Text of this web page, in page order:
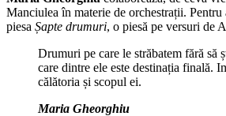
Manciulea în materie de orchestrații.
piesa Șapte drumuri, o piesă pe versuri de
Drumuri pe care le străbatem fără să
care dintre ele este destinația finală.
călătoria și scopul ei.
Maria Gheorghiu